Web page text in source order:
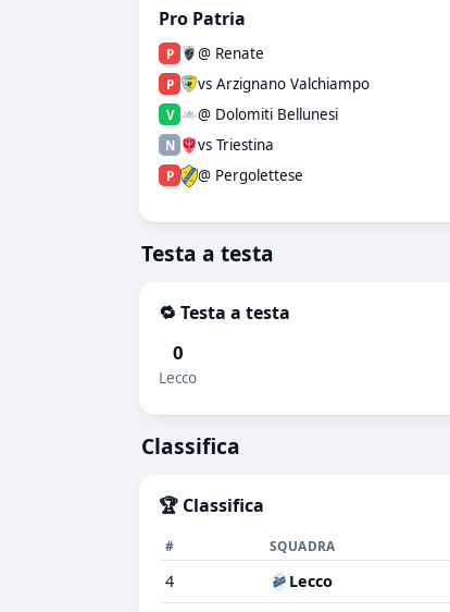
Pro Patria
P @ Renate
P vs Arzignano Valchiampo
V @ Dolomiti Bellunesi
N vs Triestina
P @ Pergolettese
Testa a testa
🔁 Testa a testa
0
Lecco
Classifica
🏆 Classifica
# SQUADRA
4 Lecco